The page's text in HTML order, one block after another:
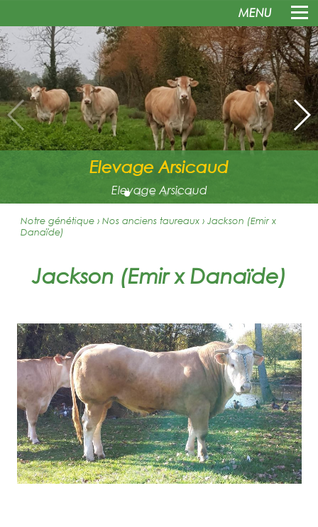
MENU
Elevage Arsicaud
Elevage Arsicaud
Notre génétique › Nos anciens taureaux ›Jackson (Emir x
Danaïde)
Jackson (Emir x Danaïde)